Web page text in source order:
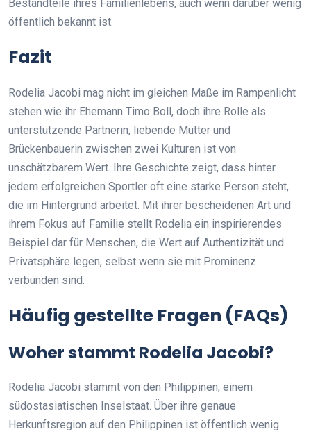
Bestandteile ihres Familienlebens, auch wenn darüber wenig
öffentlich bekannt ist.
Fazit
Rodelia Jacobi mag nicht im gleichen Maße im Rampenlicht
stehen wie ihr Ehemann Timo Boll, doch ihre Rolle als
unterstützende Partnerin, liebende Mutter und
Brückenbauerin zwischen zwei Kulturen ist von
unschätzbarem Wert. Ihre Geschichte zeigt, dass hinter
jedem erfolgreichen Sportler oft eine starke Person steht,
die im Hintergrund arbeitet. Mit ihrer bescheidenen Art und
ihrem Fokus auf Familie stellt Rodelia ein inspirierendes
Beispiel dar für Menschen, die Wert auf Authentizität und
Privatsphäre legen, selbst wenn sie mit Prominenz
verbunden sind.
Häufig gestellte Fragen (FAQs)
Woher stammt Rodelia Jacobi?
Rodelia Jacobi stammt von den Philippinen, einem
südostasiatischen Inselstaat. Über ihre genaue
Herkunftsregion auf den Philippinen ist öffentlich wenig